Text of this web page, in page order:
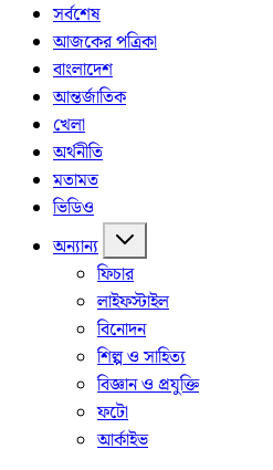
সর্বশেষ
আজকের পত্রিকা
বাংলাদেশ
আন্তর্জাতিক
খেলা
অর্থনীতি
মতামত
ভিডিও
অন্যান্য
ফিচার
লাইফস্টাইল
বিনোদন
শিল্প ও সাহিত্য
বিজ্ঞান ও প্রযুক্তি
ফটো
আর্কাইভ